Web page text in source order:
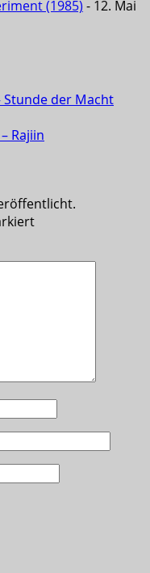
(1985) - 12. Mai
Stunde der Macht
Rajiin